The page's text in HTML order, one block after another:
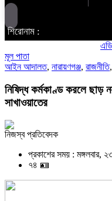
শিরোনাম :
এডিটরস
মূল পাতা
আইন আদালত, নারায়ণগঞ্জ, রাজনীতি,
নিষিদ্ধ কর্মকাণ্ড করলে ছাড়
সাখাওয়াতের
নিজস্ব প্রতিবেদক
প্রকাশের সময় : মঙ্গলবার,
৭৪ 🪪